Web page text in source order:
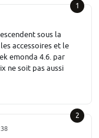
1
sous la
accessoires et le
emonda 4.6. par
ne soit pas aussi
2